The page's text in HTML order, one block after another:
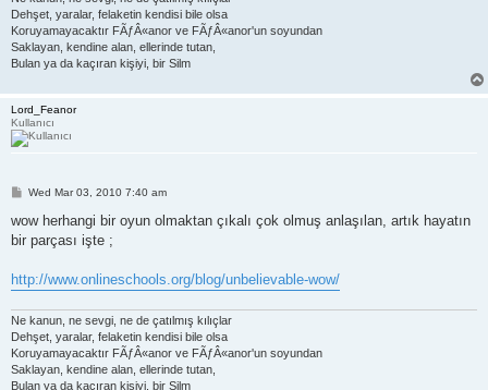
Dehşet, yaralar, felaketin kendisi bile olsa
Koruyamayacaktır FÃƒÂ«anor ve FÃƒÂ«anor'un soyundan
Saklayan, kendine alan, ellerinde tutan,
Bulan ya da kaçıran kişiyi, bir Silm
Lord_Feanor
Kullanıcı
P
s
Wed Mar 03, 2010 7:40 am
wow herhangi bir oyun olmaktan çıkalı çok olmuş anlaşılan, artık hayatın
bir parçası işte ;
http://www.onlineschools.org/blog/unbelievable-wow/
Ne kanun, ne sevgi, ne de çatılmış kılıçlar
Dehşet, yaralar, felaketin kendisi bile olsa
Koruyamayacaktır FÃƒÂ«anor ve FÃƒÂ«anor'un soyundan
Saklayan, kendine alan, ellerinde tutan,
Bulan ya da kaçıran kişiyi, bir Silm